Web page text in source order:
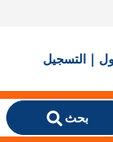
| التسجيل
بحث